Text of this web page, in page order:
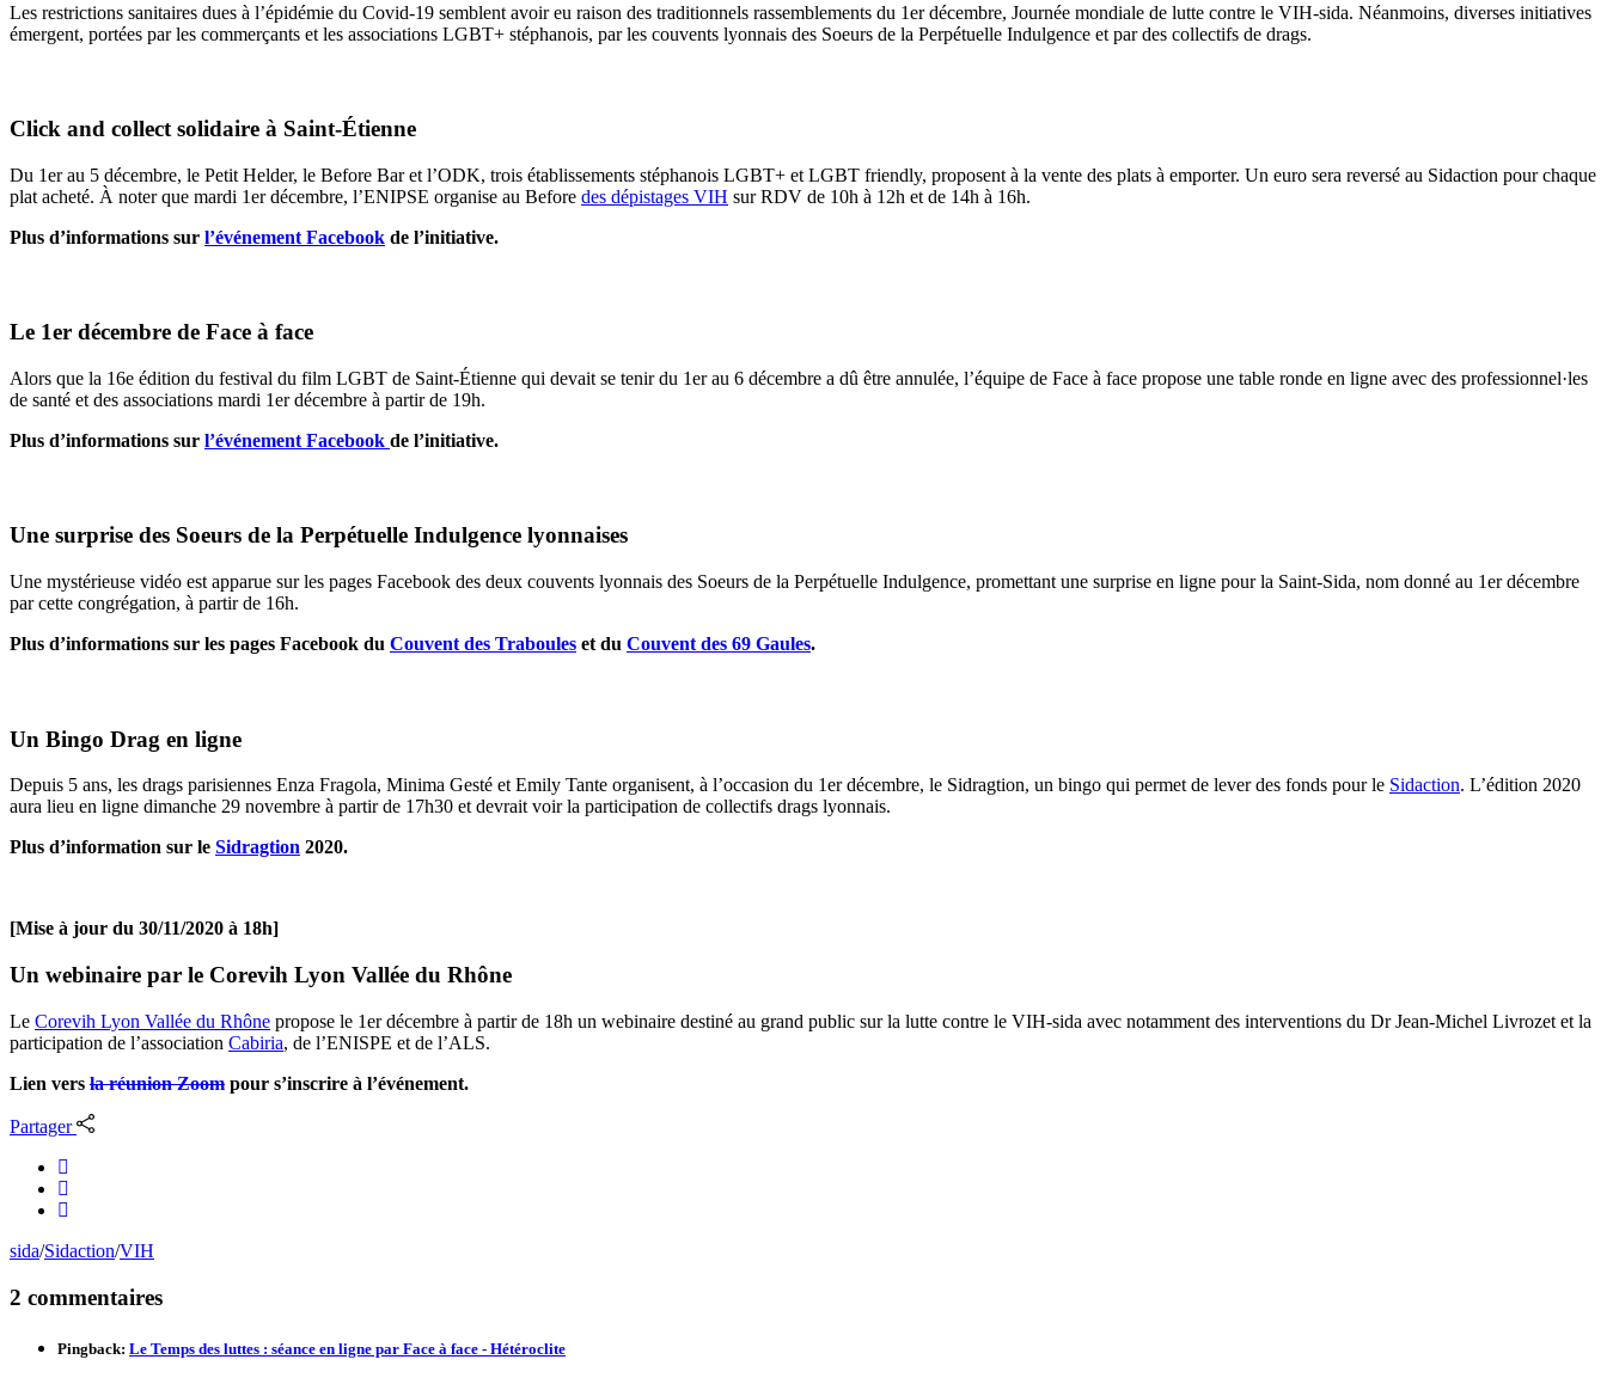
Les restrictions sanitaires dues à l’épidémie du Covid-19 semblent avoir eu raison des traditionnels rassemblements du 1er décembre, Journée mondiale de lutte contre le VIH-sida. Néanmoins, diverses initiatives
émergent, portées par les commerçants et les associations LGBT+ stéphanois, par les couvents lyonnais des Soeurs de la Perpétuelle Indulgence et par des collectifs de drags.
Click and collect solidaire à Saint-Étienne
Du 1er au 5 décembre, le Petit Helder, le Before Bar et l’ODK, trois établissements stéphanois LGBT+ et LGBT friendly, proposent à la vente des plats à emporter. Un euro sera reversé au Sidaction pour chaque
plat acheté. À noter que mardi 1er décembre, l’ENIPSE organise au Before des dépistages VIH sur RDV de 10h à 12h et de 14h à 16h.
Plus d’informations sur l’événement Facebook de l’initiative.
Le 1er décembre de Face à face
Alors que la 16e édition du festival du film LGBT de Saint-Étienne qui devait se tenir du 1er au 6 décembre a dû être annulée, l’équipe de Face à face propose une table ronde en ligne avec des professionnel·les
de santé et des associations mardi 1er décembre à partir de 19h.
Plus d’informations sur l’événement Facebook de l’initiative.
Une surprise des Soeurs de la Perpétuelle Indulgence lyonnaises
Une mystérieuse vidéo est apparue sur les pages Facebook des deux couvents lyonnais des Soeurs de la Perpétuelle Indulgence, promettant une surprise en ligne pour la Saint-Sida, nom donné au 1er décembre
par cette congrégation, à partir de 16h.
Plus d’informations sur les pages Facebook du Couvent des Traboules et du Couvent des 69 Gaules.
Un Bingo Drag en ligne
Depuis 5 ans, les drags parisiennes Enza Fragola, Minima Gesté et Emily Tante organisent, à l’occasion du 1er décembre, le Sidragtion, un bingo qui permet de lever des fonds pour le Sidaction. L’édition 2020
aura lieu en ligne dimanche 29 novembre à partir de 17h30 et devrait voir la participation de collectifs drags lyonnais.
Plus d’information sur le Sidragtion 2020.
[Mise à jour du 30/11/2020 à 18h]
Un webinaire par le Corevih Lyon Vallée du Rhône
Le Corevih Lyon Vallée du Rhône propose le 1er décembre à partir de 18h un webinaire destiné au grand public sur la lutte contre le VIH-sida avec notamment des interventions du Dr Jean-Michel Livrozet et la
participation de l’association Cabiria, de l’ENISPE et de l’ALS.
Lien vers la réunion Zoom pour s’inscrire à l’événement.
Partager
sida/Sidaction/VIH
2 commentaires
Pingback: Le Temps des luttes : séance en ligne par Face à face - Hétéroclite